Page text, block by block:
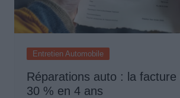
Entretien Automobile
Réparations auto : la facture
30 % en 4 ans